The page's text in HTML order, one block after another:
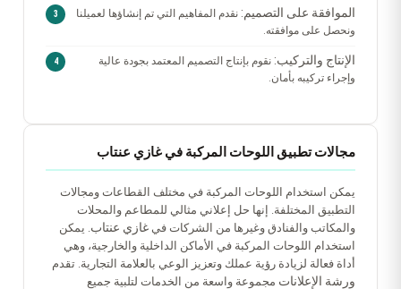
الموافقة على التصميم: نقدم المفاهيم التي تم إنشاؤها لعميلنا
ونحصل على موافقته.
الإنتاج والتركيب: نقوم بإنتاج التصميم المعتمد بجودة عالية
وإجراء تركيبه بأمان.
مجالات تطبيق اللوحات المركبة في غازي عنتاب
يمكن استخدام اللوحات المركبة في مختلف القطاعات ومجالات
التطبيق المختلفة. إنها حل إعلاني مثالي للمطاعم والمحلات
والمكاتب والفنادق وغيرها من الشركات في غازي عنتاب. يمكن
استخدام اللوحات المركبة في الأماكن الداخلية والخارجية، وهي
أداة فعالة لزيادة رؤية عملك وتعزيز الوعي بالعلامة التجارية. تقدم
ورشة الإعلانات مجموعة واسعة من الخدمات لتلبية جميع